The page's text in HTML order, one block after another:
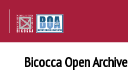
Bicocca Open Archive